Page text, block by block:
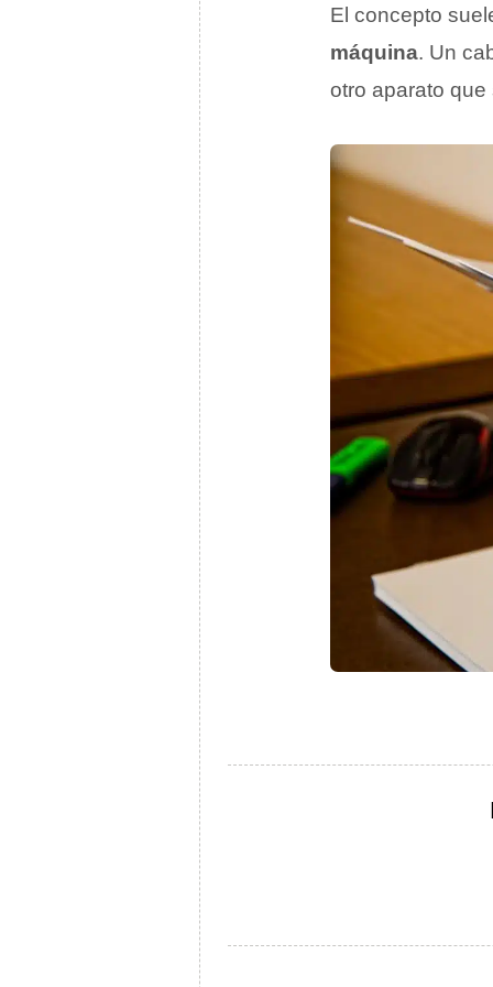
El concepto
máquina. Un
otro aparato